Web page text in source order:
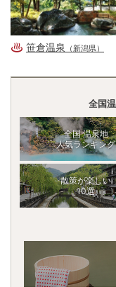
笹倉温泉 （新潟県）
全国
全国 温泉地
人気ランキング
散策が楽しい
10選